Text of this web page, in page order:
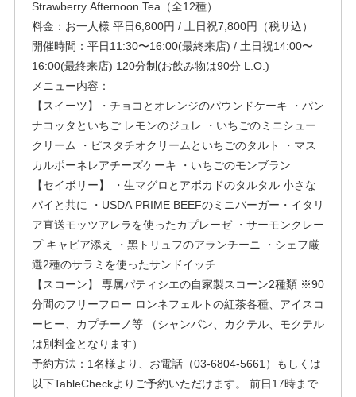
Strawberry Afternoon Tea（全12種）
料金：お⼀⼈様 平⽇6,800円 / ⼟⽇祝7,800円（税サ込）
開催時間：平⽇11:30〜16:00(最終来店) / ⼟⽇祝14:00〜
16:00(最終来店) 120分制(お飲み物は90分 L.O.)
メニュー内容：
【スイーツ】・チョコとオレンジのパウンドケーキ ・パン
ナコッタといちご レモンのジュレ ・いちごのミニシュー
クリーム ・ピスタチオクリームといちごのタルト ・マス
カルポーネレアチーズケーキ ・いちごのモンブラン
【セイボリー】 ・⽣マグロとアボカドのタルタル ⼩さな
パイと共に ・USDA PRIME BEEFのミニバーガー・イタリ
ア直送モッツアレラを使ったカプレーゼ ・サーモンクレー
プ キャビア添え ・⿊トリュフのアランチーニ ・シェフ厳
選2種のサラミを使ったサンドイッチ
【スコーン】 専属パティシエの⾃家製スコーン2種類 ※90
分間のフリーフロー ロンネフェルトの紅茶各種、アイスコ
ーヒー、カプチーノ等 （シャンパン、カクテル、モクテル
は別料⾦となります）
予約方法：1名様より、お電話（03-6804-5661）もしくは
以下TableCheckよりご予約いただけます。 前⽇17時まで